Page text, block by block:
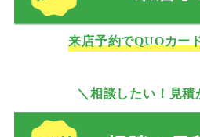
来店予約でQUOカー
＼相談したい！見積